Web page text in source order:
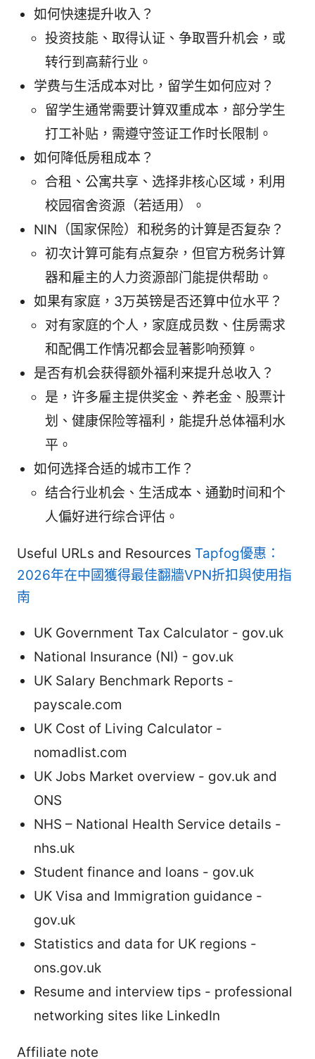
如何快速提升收入？
投资技能、取得认证、争取晋升机会，或
转行到高薪行业。
学费与生活成本对比，留学生如何应对？
留学生通常需要计算双重成本，部分学生
打工补贴，需遵守签证工作时长限制。
如何降低房租成本？
合租、公寓共享、选择非核心区域，利用
校园宿舍资源（若适用）。
NIN（国家保险）和税务的计算是否复杂？
初次计算可能有点复杂，但官方税务计算
器和雇主的人力资源部门能提供帮助。
如果有家庭，3万英镑是否还算中位水平？
对有家庭的个人，家庭成员数、住房需求
和配偶工作情况都会显著影响预算。
是否有机会获得额外福利来提升总收入？
是，许多雇主提供奖金、养老金、股票计
划、健康保险等福利，能提升总体福利水
平。
如何选择合适的城市工作？
结合行业机会、生活成本、通勤时间和个
人偏好进行综合评估。
Useful URLs and Resources Tapfog優惠：
2026年在中國獲得最佳翻牆VPN折扣與使用指
南
UK Government Tax Calculator - gov.uk
National Insurance (NI) - gov.uk
UK Salary Benchmark Reports -
payscale.com
UK Cost of Living Calculator -
nomadlist.com
UK Jobs Market overview - gov.uk and
ONS
NHS – National Health Service details -
nhs.uk
Student finance and loans - gov.uk
UK Visa and Immigration guidance -
gov.uk
Statistics and data for UK regions -
ons.gov.uk
Resume and interview tips - professional
networking sites like LinkedIn
Affiliate note